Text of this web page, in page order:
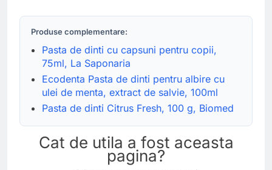
Produse complementare:
Pasta de dinti cu capsuni pentru copii,
75ml, La Saponaria
Ecodenta Pasta de dinti pentru albire cu
ulei de menta, extract de salvie, 100ml
Pasta de dinti Citrus Fresh, 100 g, Biomed
Cat de utila a fost aceasta
pagina?